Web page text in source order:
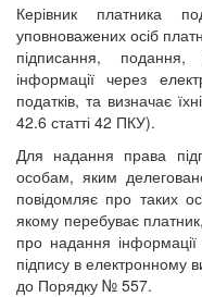
Керівник платника
уповноважених осіб
підписання,
інформації через
податків, та визначає
42.6 статті 42 ПКУ).
Для надання права
особам, яким
повідомляє про таких
якому перебуває
про надання
підпису в електронному
до Порядку № 557.